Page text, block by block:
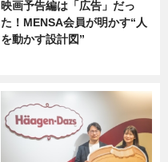
映画予告編は「広告」だっ
た！MENSA会員が明かす“人
を動かす設計図”